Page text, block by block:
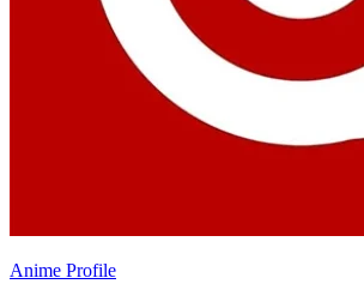
Anime Profile